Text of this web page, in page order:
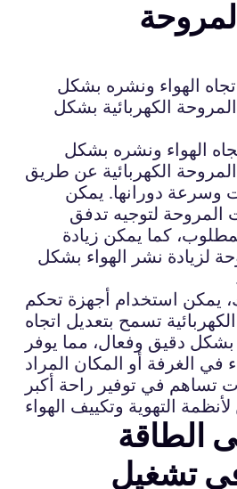
الهواء ونشره بشكل
الكهربائية بشكل
الهواء ونشره بشكل
الكهربائية عن طريق
وسرعة دورانها. يمكن
المروحة لتوجيه تدفق
كما يمكن زيادة
لزيادة نشر الهواء بشكل
يمكن استخدام أجهزة تحكم
تسمح بتعديل اتجاه
دقيق وفعال، مما يوفر
في الغرفة أو المكان المراد
تساهم في توفير راحة أكبر
الطاقة
تشغيل